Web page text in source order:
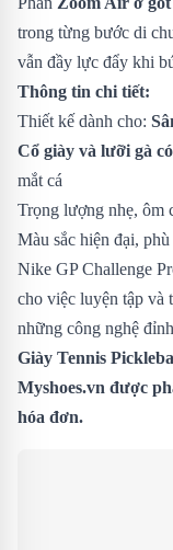
trong từng bước di
vẫn đầy lực đẩy khi
Thông tin chi tiết:
Thiết kế dành cho:
Cổ giày và lưỡi gà
mắt cá
Trọng lượng nhẹ, ôm
Màu sắc hiện đại,
Nike GP Challenge
cho việc luyện tập và
những công nghệ
Giày Tennis
Myshoes.vn được
hóa đơn.